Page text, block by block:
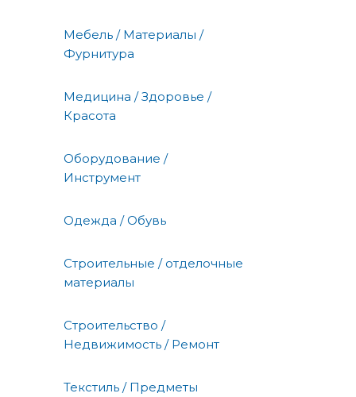
Мебель / Материалы /
Фурнитура
Медицина / Здоровье /
Красота
Оборудование /
Инструмент
Одежда / Обувь
Строительные / отделочные
материалы
Строительство /
Недвижимость / Ремонт
Текстиль / Предметы